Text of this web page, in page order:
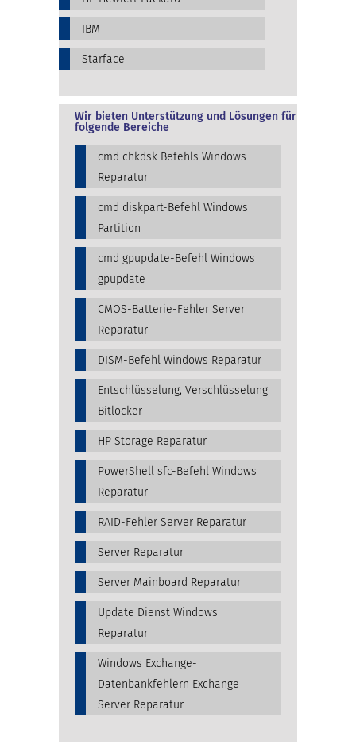
IBM
Starface
Wir bieten Unterstützung und Lösungen für
folgende Bereiche
cmd chkdsk Befehls Windows
Reparatur
cmd diskpart-Befehl Windows
Partition
cmd gpupdate-Befehl Windows
gpupdate
CMOS-Batterie-Fehler Server
Reparatur
DISM-Befehl Windows Reparatur
Entschlüsselung, Verschlüsselung
Bitlocker
HP Storage Reparatur
PowerShell sfc-Befehl Windows
Reparatur
RAID-Fehler Server Reparatur
Server Reparatur
Server Mainboard Reparatur
Update Dienst Windows
Reparatur
Windows Exchange-
Datenbankfehlern Exchange
Server Reparatur